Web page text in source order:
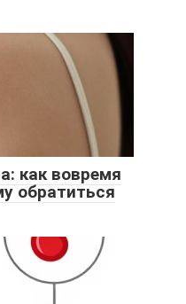
как вовремя
обратиться